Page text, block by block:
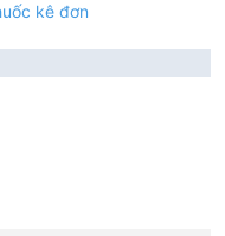
kê đơn